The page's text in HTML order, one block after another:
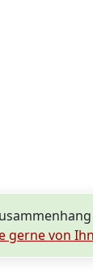
gerne von